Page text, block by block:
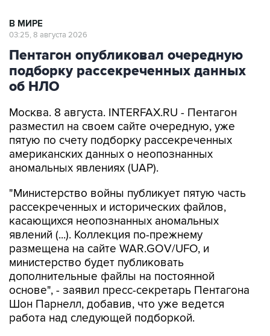
В МИРЕ
03:25, 8 августа 2026
Пентагон опубликовал очередную
подборку рассекреченных данных
об НЛО
Москва. 8 августа. INTERFAX.RU - Пентагон
разместил на своем сайте очередную, уже
пятую по счету подборку рассекреченных
американских данных о неопознанных
аномальных явлениях (UAP).
"Министерство войны публикует пятую часть
рассекреченных и исторических файлов,
касающихся неопознанных аномальных
явлений (...). Коллекция по-прежнему
размещена на сайте WAR.GOV/UFO, и
министерство будет публиковать
дополнительные файлы на постоянной
основе", - заявил пресс-секретарь Пентагона
Шон Парнелл, добавив, что уже ведется
работа над следующей подборкой.